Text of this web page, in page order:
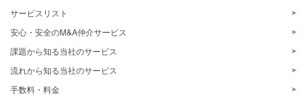
サービスリスト
安心・安全のM&A仲介サービス
課題から知る当社のサービス
流れから知る当社のサービス
手数料・料金